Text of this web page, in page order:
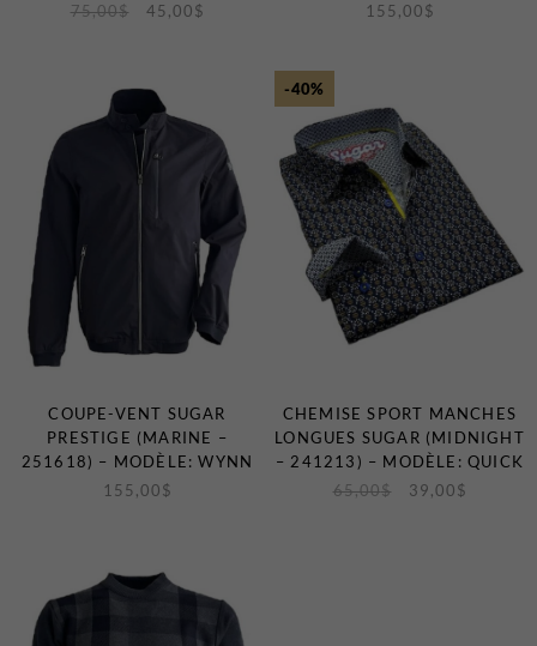
75,00$ 45,00 $
155,00 $
COUPE-VENT SUGAR
PRESTIGE (MARINE –
251618) – MODÈLE: WYNN
155,00 $
-40%
CHEMISE SPORT MANCHES
LONGUES SUGAR (MIDNIGHT
– 241213) – MODÈLE: QUICK
65,00$ 39,00 $